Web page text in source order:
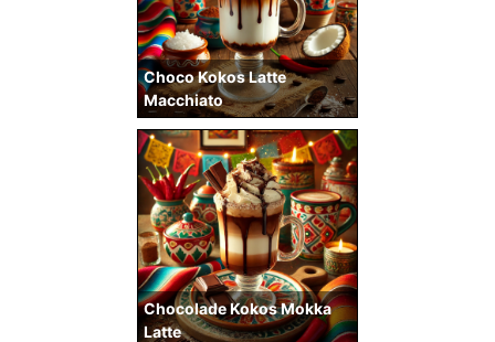
Choco Kokos Latte
Macchiato
Chocolade Kokos Mokka
Latte